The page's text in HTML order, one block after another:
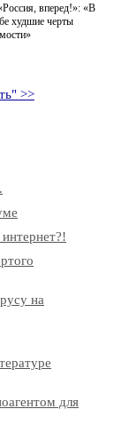
вперед!»: «В
худшие черты
>>
на
для